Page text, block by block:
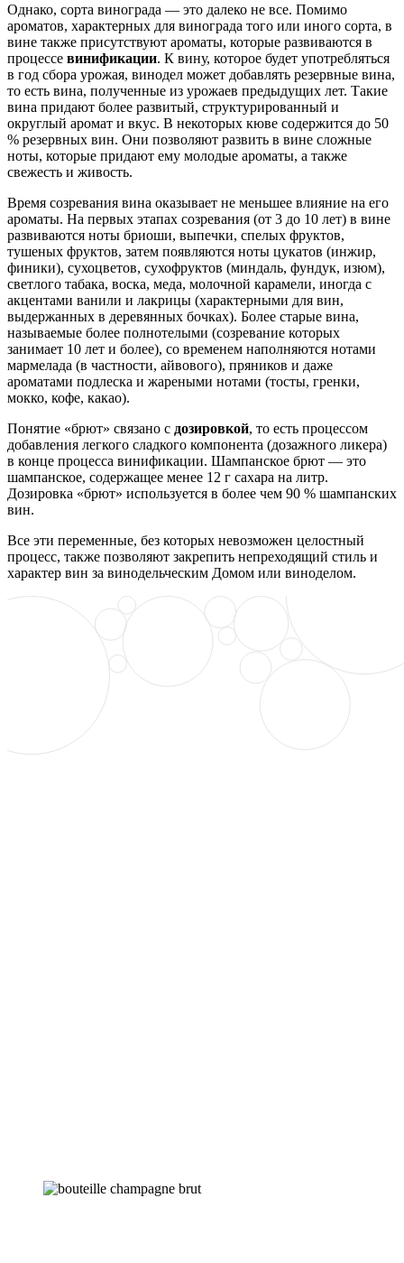
Однако, сорта винограда — это далеко не все. Помимо
ароматов, характерных для винограда того или иного сорта, в
вине также присутствуют ароматы, которые развиваются в
процессе винификации. К вину, которое будет употребляться
в год сбора урожая, винодел может добавлять резервные вина,
то есть вина, полученные из урожаев предыдущих лет. Такие
вина придают более развитый, структурированный и
округлый аромат и вкус. В некоторых кюве содержится до 50
% резервных вин. Они позволяют развить в вине сложные
ноты, которые придают ему молодые ароматы, а также
свежесть и живость.
Время созревания вина оказывает не меньшее влияние на его
ароматы. На первых этапах созревания (от 3 до 10 лет) в вине
развиваются ноты бриоши, выпечки, спелых фруктов,
тушеных фруктов, затем появляются ноты цукатов (инжир,
финики), сухоцветов, сухофруктов (миндаль, фундук, изюм),
светлого табака, воска, меда, молочной карамели, иногда с
акцентами ванили и лакрицы (характерными для вин,
выдержанных в деревянных бочках). Более старые вина,
называемые более полнотелыми (созревание которых
занимает 10 лет и более), со временем наполняются нотами
мармелада (в частности, айвового), пряников и даже
ароматами подлеска и жареными нотами (тосты, гренки,
мокко, кофе, какао).
Понятие «брют» связано с дозировкой, то есть процессом
добавления легкого сладкого компонента (дозажного ликера)
в конце процесса винификации. Шампанское брют — это
шампанское, содержащее менее 12 г сахара на литр.
Дозировка «брют» используется в более чем 90 % шампанских
вин.
Все эти переменные, без которых невозможен целостный
процесс, также позволяют закрепить непреходящий стиль и
характер вин за винодельческим Домом или виноделом.